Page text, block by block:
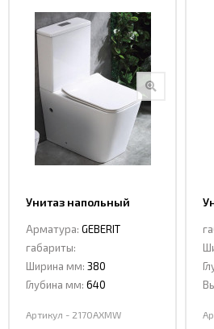
Унитаз напольный
Арматура: GEBERIT
габариты:
Ширина мм: 380
Глубина мм: 640
Артикул - 2170AXMW